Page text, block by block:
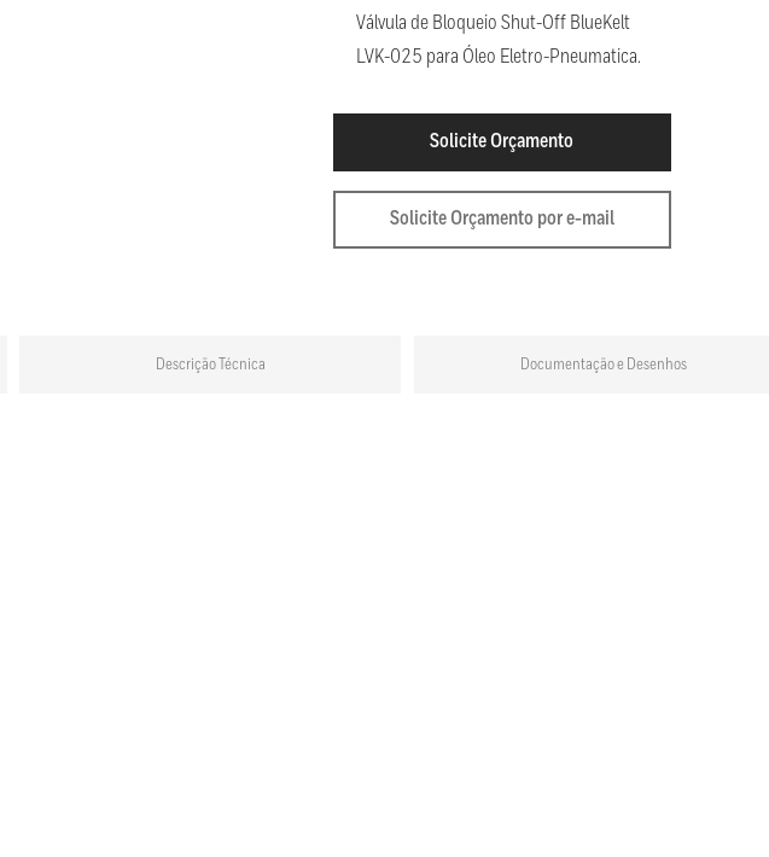
Válvula de Bloqueio Shut-Off BlueKelt
LVK-025 para Óleo Eletro-Pneumatica.
Solicite Orçamento
Solicite Orçamento por e-mail
Descrição Técnica Documentação e Desenhos